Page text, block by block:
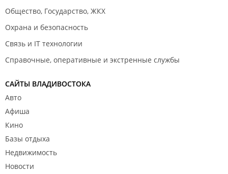
Общество, Государство, ЖКХ
Охрана и безопасность
Связь и IT технологии
Справочные, оперативные и экстренные службы
САЙТЫ ВЛАДИВОСТОКА
Авто
Афиша
Кино
Базы отдыха
Недвижимость
Новости